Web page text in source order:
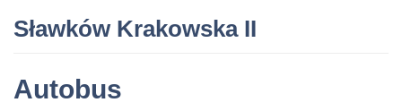
Sławków Krakowska II
Autobus